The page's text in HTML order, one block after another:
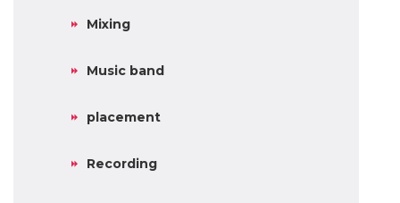
Mixing
Music band
placement
Recording